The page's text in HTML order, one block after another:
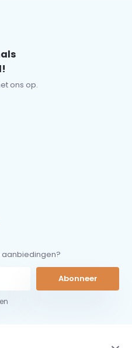
ons op.
aanbiedingen?
Abonneer